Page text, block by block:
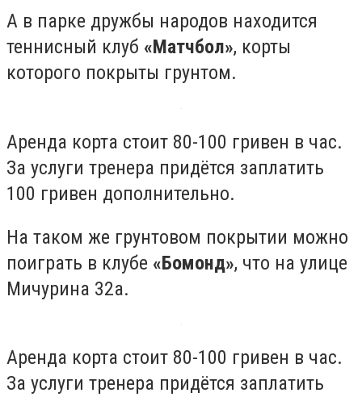
А в парке дружбы народов находится
теннисный клуб «Матчбол», корты
которого покрыты грунтом.
Аренда корта стоит 80-100 гривен в час.
За услуги тренера придётся заплатить
100 гривен дополнительно.
На таком же грунтовом покрытии можно
поиграть в клубе «Бомонд», что на улице
Мичурина 32а.
Аренда корта стоит 80-100 гривен в час.
За услуги тренера придётся заплатить